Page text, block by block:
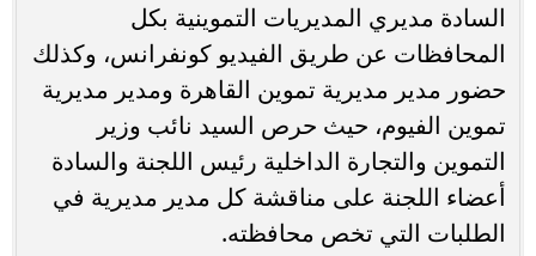
السادة مديري المديريات التموينية بكل
المحافظات عن طريق الفيديو كونفرانس، وكذلك
حضور مدير مديرية تموين القاهرة ومدير مديرية
تموين الفيوم، حيث حرص السيد نائب وزير
التموين والتجارة الداخلية رئيس اللجنة والسادة
أعضاء اللجنة على مناقشة كل مدير مديرية في
الطلبات التي تخص محافظته.